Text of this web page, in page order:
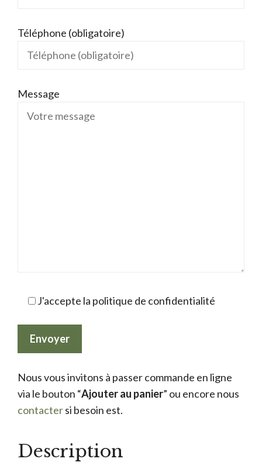
Téléphone (obligatoire)
Message
J'accepte la politique de confidentialité
Nous vous invitons à passer commande en ligne
via le bouton “Ajouter au panier” ou encore nous
contactersi besoin est.
Description